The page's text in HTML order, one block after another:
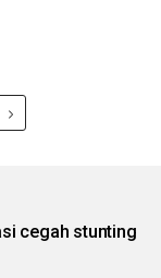
cegah stunting